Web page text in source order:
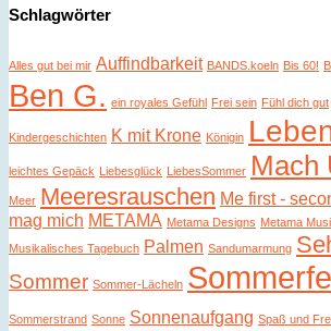
Schlagwörter
Alles gut bei mir Auffindbarkeit BANDS.koeln Bis 60!
Ben G. ein royales Gefühl Frei sein Fühl dich gut
Kindergeschichten K mit Krone Königin
leichtes Gepäck Liebesglück LiebesSommer Mach
Meer Meeresrauschen Me first -
mag mich METAMA Metama Designs Metama
Musikalisches Tagebuch Palmen Sandumarmung
Sommer Sommer-Lächeln
Sommerstrand Sonne Sonnenaufgang Spaß und